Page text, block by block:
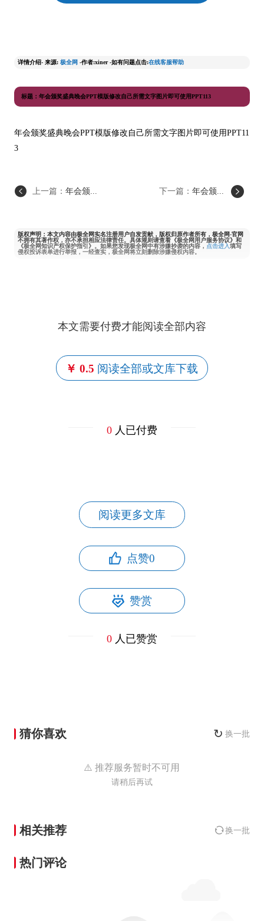
详情介绍- 来源: 极全网 -作者:xiner -如有问题点击:在线客服帮助
标题：年会颁奖盛典晚会PPT模版修改自己所需文字图片即可使用PPT113
年会颁奖盛典晚会PPT模版修改自己所需文字图片即可使用PPT11
3
上一篇： 年会颁... 下一篇：年会颁...
版权声明：本文内容由极全网实名注册用户自发贡献，版权归原作者所有，极全网-官网
不拥有其著作权，亦不承担相应法律责任。具体规则请查看《极全网用户服务协议》和
《极全网知识产权保护指引》。如果您发现极全网中有涉嫌抄袭的内容， 点击进入填写
侵权投诉表单进行举报，一经查实，极全网将立刻删除涉嫌侵权内容。
本文需要付费才能阅读全部内容
￥ 0.5 阅读全部或文库下载
0人已付费
阅读更多文库
点赞0
赞赏
0人已赞赏
猜你喜欢 ↻ 换一批
⚠️ 推荐服务暂时不可用
请稍后再试
相关推荐 换一批
热门评论